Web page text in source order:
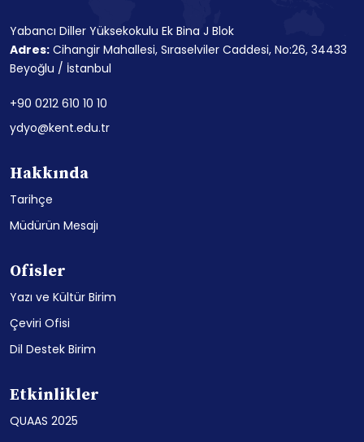
Yabancı Diller Yüksekokulu Ek Bina J Blok
Adres: Cihangir Mahallesi, Sıraselviler Caddesi, No:26, 34433
Beyoğlu / İstanbul
+90 0212 610 10 10
ydyo@kent.edu.tr
Hakkında
Tarihçe
Müdürün Mesajı
Ofisler
Yazı ve Kültür Birim
Çeviri Ofisi
Dil Destek Birim
Etkinlikler
QUAAS 2025